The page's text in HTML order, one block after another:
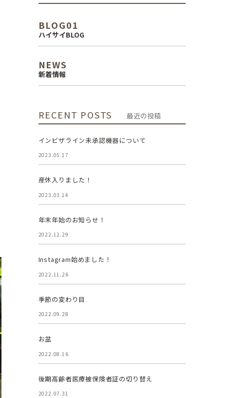
審美治療
BLOG01
ハイサイBLOG
NEWS
新着情報
RECENT POSTS 最近の投稿
インビザライン未承認機器について
2023.05.17
産休入りました！
2023.03.14
年末年始のお知らせ！
2022.12.29
Instagram始めました！
2022.11.26
季節の変わり目
2022.09.28
お盆
2022.08.16
後期高齢者医療被保険者証の切り替え
2022.07.31